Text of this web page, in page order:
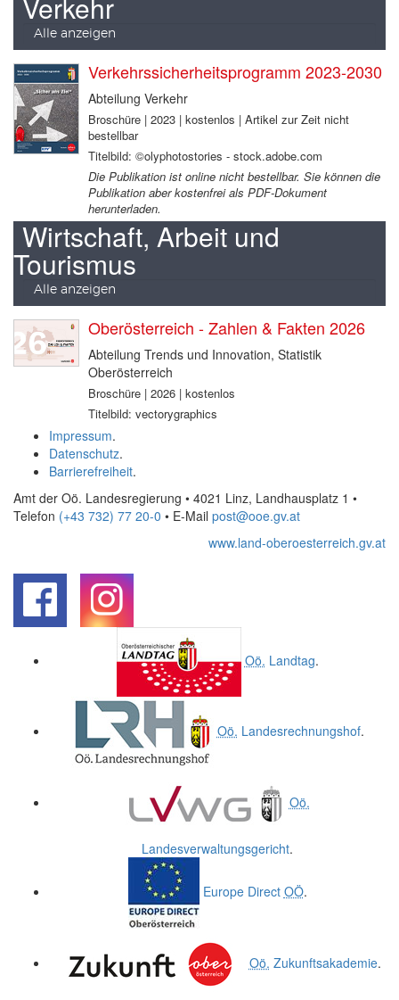
Verkehr
Alle anzeigen
Verkehrssicherheitsprogramm 2023-2030
Abteilung Verkehr
Broschüre | 2023 | kostenlos | Artikel zur Zeit nicht
bestellbar
Titelbild: ©olyphotostories - stock.adobe.com
Die Publikation ist online nicht bestellbar. Sie können die
Publikation aber kostenfrei als PDF-Dokument
herunterladen.
Wirtschaft, Arbeit und
Tourismus
Alle anzeigen
Oberösterreich - Zahlen & Fakten 2026
Abteilung Trends und Innovation, Statistik
Oberösterreich
Broschüre | 2026 | kostenlos
Titelbild: vectorygraphics
Impressum.
Datenschutz.
Barrierefreiheit.
Amt der Oö. Landesregierung • 4021 Linz, Landhausplatz 1 •
Telefon (+43 732) 77 20-0 • E-Mail post@ooe.gv.at
www.land-oberoesterreich.gv.at
Oö. Landtag.
Oö. Landesrechnungshof.
Oö.
Landesverwaltungsgericht.
Europe Direct OÖ.
Oö. Zukunftsakademie.